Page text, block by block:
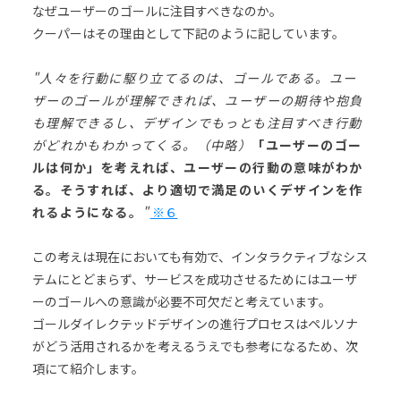
なぜユーザーのゴールに注目すべきなのか。
クーパーはその理由として下記のように記しています。
"人々を行動に駆り立てるのは、ゴールである。ユー
ザーのゴールが理解できれば、ユーザーの期待や抱負
も理解できるし、デザインでもっとも注目すべき行動
がどれかもわかってくる。（中略）
「ユーザーのゴー
ルは何か」を考えれば、ユーザーの行動の意味がわか
る。そうすれば、より適切で満足のいくデザインを作
れるようになる。
"※６
この考えは現在においても有効で、インタラクティブなシス
テムにとどまらず、サービスを成功させるためにはユーザ
ーのゴールへの意識が必要不可欠だと考えています。
ゴールダイレクテッドデザインの進行プロセスはペルソナ
がどう活用されるかを考えるうえでも参考になるため、次
項にて紹介します。